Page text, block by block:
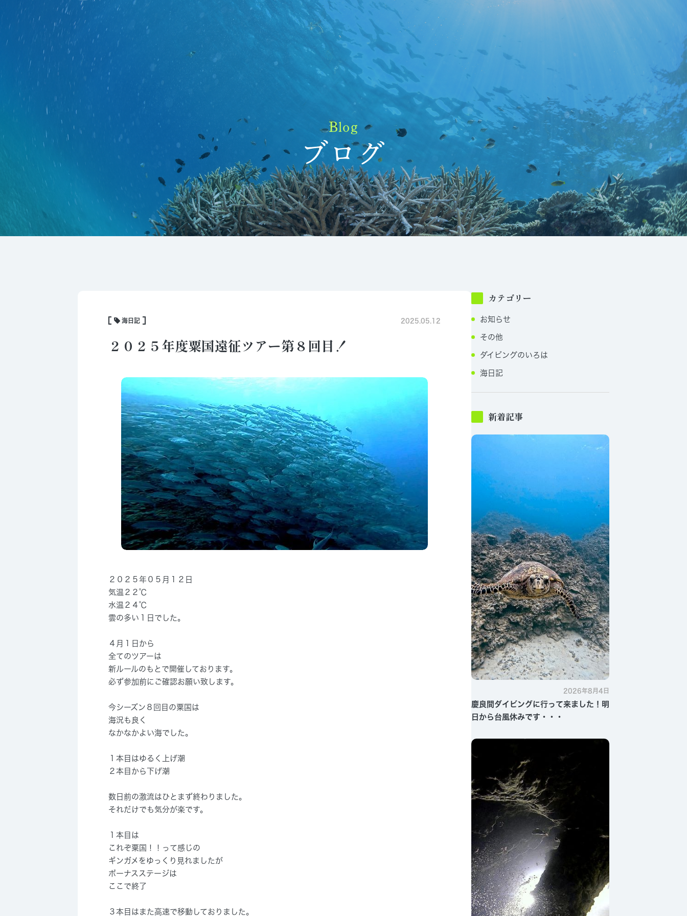
Blog
ブログ
海日記 2025.05.12
２０２５年度粟国遠征ツアー第８回目！
２０２５年０５月１２日
気温２２℃
水温２４℃
雲の多い１日でした。
４月１日から
全てのツアーは
新ルールのもとで開催しております。
必ず参加前にご確認お願い致します。
今シーズン８回目の粟国は
海況も良く
なかなかよい海でした。
１本目はゆるく上げ潮
２本目から下げ潮
数日前の激流はひとまず終わりました。
それだけでも気分が楽です。
１本目は
これぞ粟国！！って感じの
ギンガメをゆっくり見れましたが
ボーナスステージは
ここで終了
３本目はまた高速で移動しておりました。
カテゴリー
お知らせ
その他
ダイビングのいろは
海日記
新着記事
2026年8月4日
慶良間ダイビングに行って来ました！明
日から台風休みです・・・